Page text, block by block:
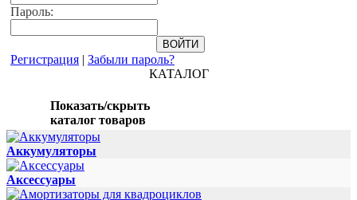
Пароль:
Регистрация | Забыли пароль?
КАТАЛОГ
Показать/скрыть
каталог товаров
Аккумуляторы
Аксессуары